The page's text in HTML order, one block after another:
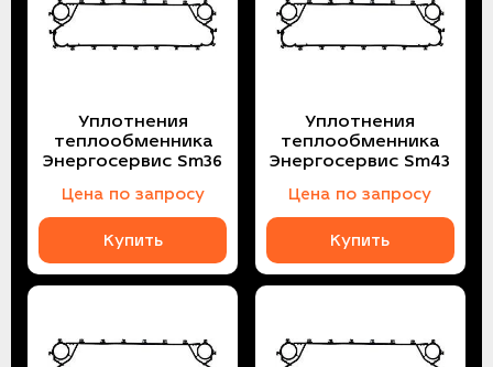
Уплотнения
теплообменника
Энергосервис Sm36
Цена по запросу
Купить
Уплотнения
теплообменника
Энергосервис Sm43
Цена по запросу
Купить